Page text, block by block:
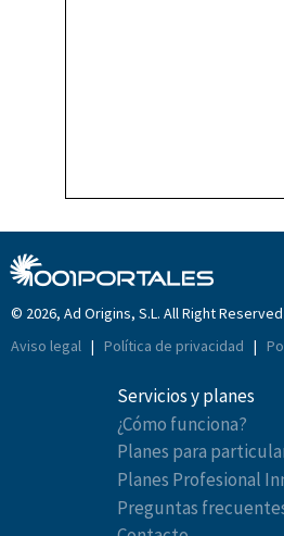
© 2026, Ad Origins, S.L. All Right Reserved
Aviso legal | Política de privacidad |
Servicios y planes
¿Cómo funciona?
Planes para
Planes Profesional
Preguntas